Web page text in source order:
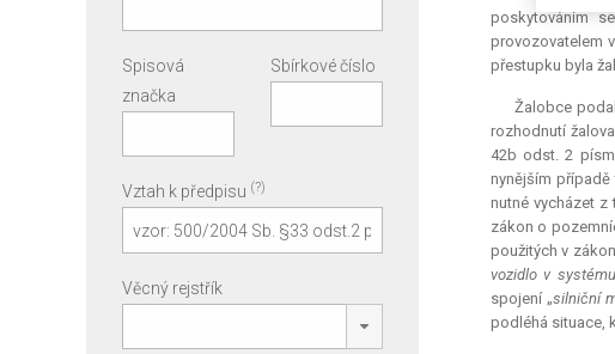
poskytováním
provozovatelem
přestupku byla
Žalobce
rozhodnutí
42b odst. 2
nynějším
nutné vycházet
zákon o
použitých v
vozidlo v
spojení „silniční
podléhá situace,
Spisová
značka
Sbírkové číslo
Vztah k předpisu (?)
Věcný rejstřík